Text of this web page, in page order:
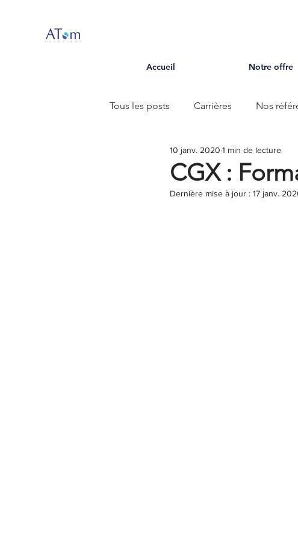
Accueil Notre offre
Tous les posts Carrières Nos
CGX :
10 janv. 2020 1 min de lecture
Dernière mise à jour : 17 janv.